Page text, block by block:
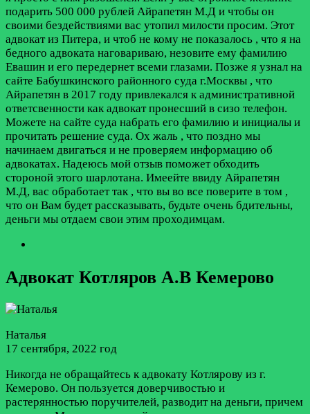
подарить 500 000 рублей Айрапетян М.Д и чтобы он
своими бездействиями вас утопил милости просим. Этот
адвокат из Питера, и чтоб не кому не показалось , что я на
бедного адвоката наговариваю, незовите ему фамилию
Евашин и его передернет всеми глазами. Позже я узнал на
сайте Бабушкинского районного суда г.Москвы , что
Айрапетян в 2017 году привлекался к административной
ответсвенности как адвокат пронесший в сизо телефон.
Можете на сайте суда набрать его фамилию и инициалы и
прочитать решение суда. Ох жаль , что поздно мы
начинаем двигаться и не проверяем информацию об
адвокатах. Надеюсь мой отзыв поможет обходить
стороной этого шарлотана. Имеейте ввиду Айрапетян
М.Д, вас обработает так , что вы во все поверите в том ,
что он Вам будет рассказывать, будьте очень бдительны,
деньги мы отдаем свои этим проходимцам.
Адвокат Котляров А.В Кемерово
Наталья
17 сентября, 2022 год
Никогда не обращайтесь к адвокату Котлярову из г.
Кемерово. Он пользуется доверчивостью и
растерянностью поручителей, разводит на деньги, причем